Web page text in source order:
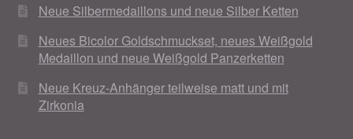
Neue Silbermedaillons und neue Silber Ketten
Neues Bicolor Goldschmuckset, neues Weißgold
Medaillon und neue Weißgold Panzerketten
Neue Kreuz-Anhänger teilweise matt und mit
Zirkonia